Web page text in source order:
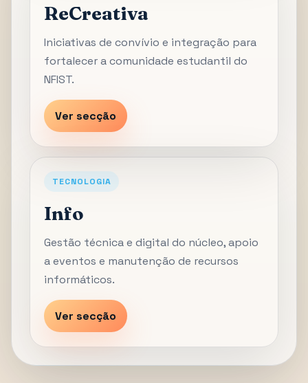
ReCreativa
Iniciativas de convívio e integração para
fortalecer a comunidade estudantil do
NFIST.
Ver secção
TECNOLOGIA
Info
Gestão técnica e digital do núcleo, apoio
a eventos e manutenção de recursos
informáticos.
Ver secção